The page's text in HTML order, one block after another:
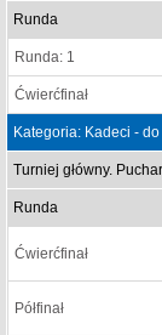
Runda
Runda: 1
Ćwierćfinał
Kategoria: Kadeci -
Turniej główny.
Runda
Ćwierćfinał
Półfinał